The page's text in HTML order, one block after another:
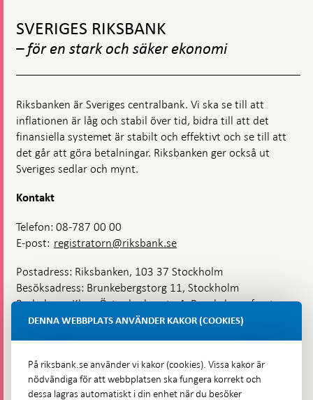
för
finansiella
referensvärden
toppnavigation
SVERIGES RIKSBANK
– för en stark och säker ekonomi
Riksbanken är Sveriges centralbank. Vi ska se till att
inflationen är låg och stabil över tid, bidra till att det
finansiella systemet är stabilt och effektivt och se till att
det går att göra betalningar. Riksbanken ger också ut
Sveriges sedlar och mynt.
Kontakt
Telefon: 08-787 00 00
E-post: registratorn@riksbank.se
Postadress: Riksbanken, 103 37 Stockholm
Besöksadress: Brunkebergstorg 11, Stockholm
Budadress: Klara Östra kyrkogata 4, Brunkebergsfaret,
Lastplats 6
Hitta direkt
DENNA WEBBPLATS ANVÄNDER KAKOR (COOKIES)
På riksbank.se använder vi kakor (cookies). Vissa kakor är
nödvändiga för att webbplatsen ska fungera korrekt och
dessa lagras automatiskt i din enhet när du besöker